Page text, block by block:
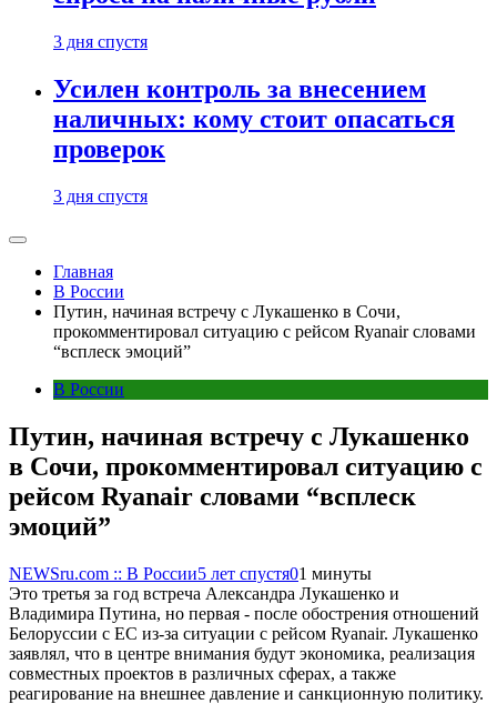
3 дня спустя
Усилен контроль за внесением
наличных: кому стоит опасаться
проверок
3 дня спустя
Главная
В России
Путин, начиная встречу с Лукашенко в Сочи,
прокомментировал ситуацию с рейсом Ryanair словами
“всплеск эмоций”
В России
Путин, начиная встречу с Лукашенко
в Сочи, прокомментировал ситуацию с
рейсом Ryanair словами “всплеск
эмоций”
NEWSru.com :: В России5 лет спустя01 минуты
Это третья за год встреча Александра Лукашенко и
Владимира Путина, но первая - после обострения отношений
Белоруссии с ЕС из-за ситуации с рейсом Ryanair. Лукашенко
заявлял, что в центре внимания будут экономика, реализация
совместных проектов в различных сферах, а также
реагирование на внешнее давление и санкционную политику.